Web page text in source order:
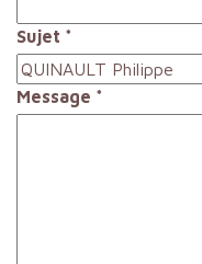
Sujet *
Message *